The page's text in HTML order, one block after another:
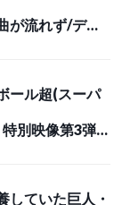
が流れず/デイ
ール超(スーパ
別映像第3弾
していた巨人・